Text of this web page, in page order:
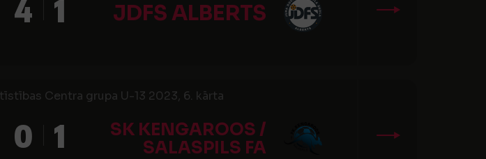
4 JDFS ALBERTS
1
Centra grupa U-13 2023, 6. kārta
0
SK KENGAROOS /
SALASPILS FA
1